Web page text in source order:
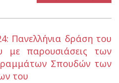
Πανελλήνια δράση του
με παρουσιάσεις των
Σπουδών των
του